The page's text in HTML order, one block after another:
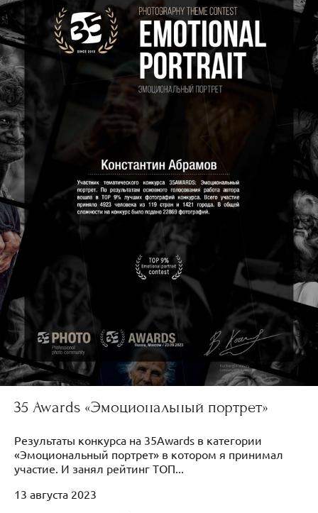
35 Awards «Эмоциональный портрет»
Результаты конкурса на 35Awards в категории
«Эмоциональный портрет» в котором я принимал
участие. И занял рейтинг ТОП...
13 августа 2023